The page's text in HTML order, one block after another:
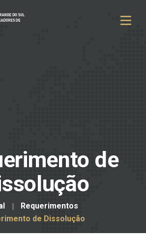
de
Requerimentos
de Dissolução